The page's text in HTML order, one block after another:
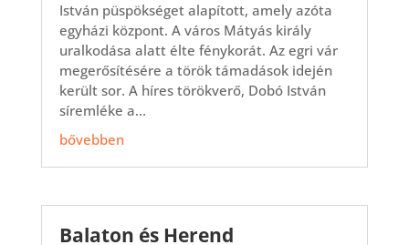
István püspökséget alapított, amely azóta
egyházi központ. A város Mátyás király
uralkodása alatt élte fénykorát. Az egri vár
megerősítésére a török támadások idején
került sor. A híres törökverő, Dobó István
síremléke a...
bővebben
Balaton és Herend